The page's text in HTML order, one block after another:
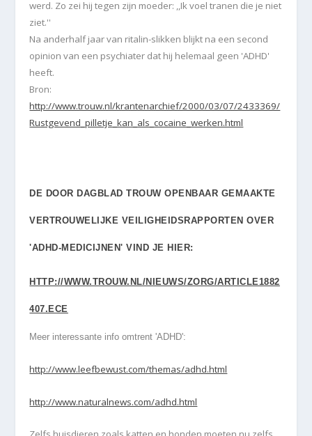
werd. Zo zei hij tegen zijn moeder: ,,Ik voel tranen die je niet
ziet.''
Na anderhalf jaar van ritalin-slikken blijkt na een second
opinion van een psychiater dat hij helemaal geen 'ADHD'
heeft.
Bron:
http://www.trouw.nl/krantenarchief/2000/03/07/2433369/
Rustgevend_pilletje_kan_als_cocaine_werken.html
DE DOOR DAGBLAD TROUW OPENBAAR GEMAAKTE
VERTROUWELIJKE VEILIGHEIDSRAPPORTEN OVER
'ADHD-MEDICIJNEN' VIND JE HIER:
HTTP://WWW.TROUW.NL/NIEUWS/ZORG/ARTICLE1882
407.ECE
Meer interessante info omtrent 'ADHD':
http://www.leefbewust.com/themas/adhd.html
http://www.naturalnews.com/adhd.html